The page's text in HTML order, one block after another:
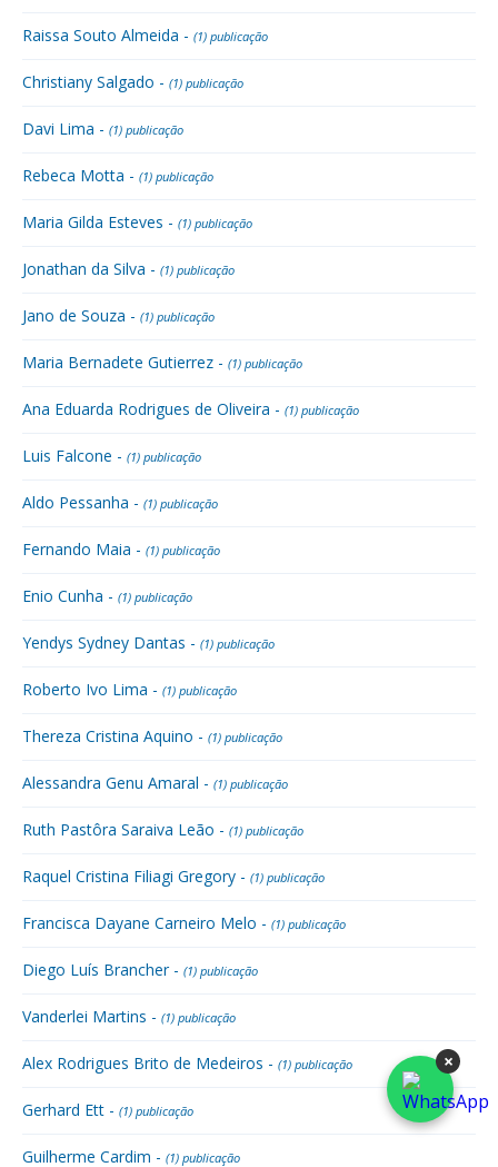
Raissa Souto Almeida - (1) publicação
Christiany Salgado - (1) publicação
Davi Lima - (1) publicação
Rebeca Motta - (1) publicação
Maria Gilda Esteves - (1) publicação
Jonathan da Silva - (1) publicação
Jano de Souza - (1) publicação
Maria Bernadete Gutierrez - (1) publicação
Ana Eduarda Rodrigues de Oliveira - (1) publicação
Luis Falcone - (1) publicação
Aldo Pessanha - (1) publicação
Fernando Maia - (1) publicação
Enio Cunha - (1) publicação
Yendys Sydney Dantas - (1) publicação
Roberto Ivo Lima - (1) publicação
Thereza Cristina Aquino - (1) publicação
Alessandra Genu Amaral - (1) publicação
Ruth Pastôra Saraiva Leão - (1) publicação
Raquel Cristina Filiagi Gregory - (1) publicação
Francisca Dayane Carneiro Melo - (1) publicação
Diego Luís Brancher - (1) publicação
Vanderlei Martins - (1) publicação
Alex Rodrigues Brito de Medeiros - (1) publicação
Gerhard Ett - (1) publicação
Guilherme Cardim - (1) publicação
×